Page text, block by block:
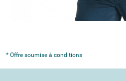
* Offre soumise à conditions